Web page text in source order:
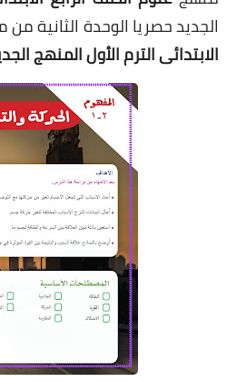
الجديد حصريا الوحدة الثانية
الابتدائى الترم الأول المنهج